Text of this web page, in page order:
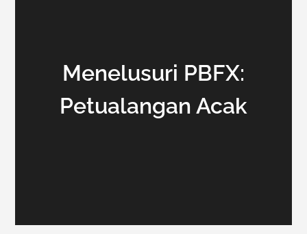
Menelusuri PBFX:
Petualangan Acak